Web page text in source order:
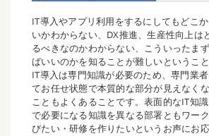
IT導入やアプリ利用をするにしてもどこ
いかわからない、DX推進、生産性向上は
るべきなのかわからない、こういったま
ばいいのかを知ることが難しいということ
IT導入は専門知識が必要のため、専門業
てお任せ状態で本質的な部分が見えなく
こともよくあることです。表面的なIT知
で必要になる知識を異なる部署ともワー
びたい・研修を作りたいというお声にお応